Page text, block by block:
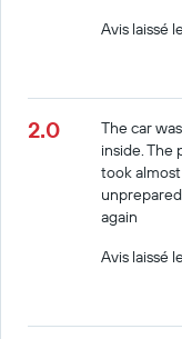
Avis laissé
2.0
The car
inside. The
took
again
Avis laissé